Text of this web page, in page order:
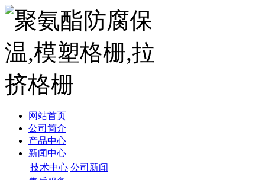
网站首页
公司简介
产品中心
新闻中心
技术中心 公司新闻